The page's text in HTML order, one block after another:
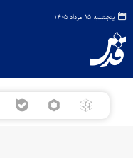
پنجشنبه ۱۵ مرداد ۱۴۰۵